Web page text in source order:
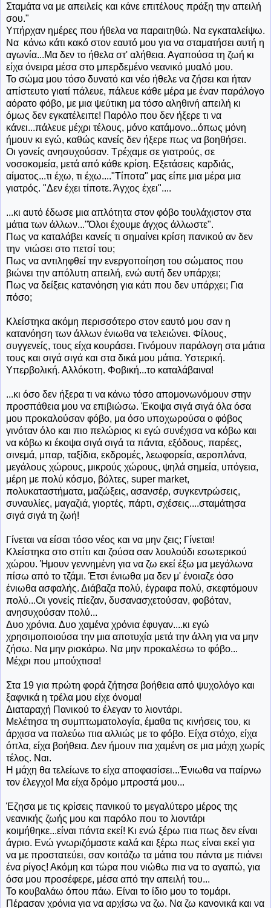
Σταμάτα να με απειλείς και κάνε επιτέλους πράξη την απειλή
σου."
Υπήρχαν ημέρες που ήθελα να παραιτηθώ. Να εγκαταλείψω.
Να κάνω κάτι κακό στον εαυτό μου για να σταματήσει αυτή η
αγωνία...Μα δεν το ήθελα στ' αλήθεια. Αγαπούσα τη ζωή κι
είχα όνειρα μέσα στο μπερδεμένο νεανικό μυαλό μου.
Το σώμα μου τόσο δυνατό και νέο ήθελε να ζήσει και ήταν
απίστευτο γιατί πάλευε, πάλευε κάθε μέρα με έναν παράλογο
αόρατο φόβο, με μια ψεύτικη μα τόσο αληθινή απειλή κι
όμως δεν εγκατέλειπε! Παρόλο που δεν ήξερε τι να
κάνει...πάλευε μέχρι τέλους, μόνο κατάμονο...όπως μόνη
ήμουν κι εγώ, καθώς κανείς δεν ήξερε πως να βοηθήσει.
Οι γονείς ανησυχούσαν. Τρέχαμε σε γιατρούς, σε
νοσοκομεία, μετά από κάθε κρίση. Εξετάσεις καρδιάς,
αίματος...τι έχω, τι έχω...."Τίποτα" μας είπε μια μέρα μια
γιατρός. "Δεν έχει τίποτε. Άγχος έχει"....
...κι αυτό έδωσε μια απλότητα στον φόβο τουλάχιστον στα
μάτια των άλλων..."Όλοι έχουμε άγχος άλλωστε".
Πως να καταλάβει κανείς τι σημαίνει κρίση πανικού αν δεν
την νιώσει στο πετσί του;
Πως να αντιληφθεί την ενεργοποίηση του σώματος που
βιώνει την απόλυτη απειλή, ενώ αυτή δεν υπάρχει;
Πως να δείξεις κατανόηση για κάτι που δεν υπάρχει; Για
πόσο;
Κλείστηκα ακόμη περισσότερο στον εαυτό μου σαν η
κατανόηση των άλλων ένιωθα να τελειώνει. Φίλους,
συγγενείς, τους είχα κουράσει. Γινόμουν παράλογη στα μάτια
τους και σιγά σιγά και στα δικά μου μάτια. Υστερική.
Υπερβολική. Αλλόκοτη. Φοβική...το καταλάβαινα!
...κι όσο δεν ήξερα τι να κάνω τόσο απομονωνόμουν στην
προσπάθεια μου να επιβιώσω. Έκοψα σιγά σιγά όλα όσα
μου προκαλούσαν φόβο, μα όσο υποχωρούσα ο φόβος
γινόταν όλο και πιο πελώριος κι εγώ συνέχισα να κόβω και
να κόβω κι έκοψα σιγά σιγά τα πάντα, εξόδους, παρέες,
σινεμά, μπαρ, ταξίδια, εκδρομές, λεωφορεία, αεροπλάνα,
μεγάλους χώρους, μικρούς χώρους, ψηλά σημεία, υπόγεια,
μέρη με πολύ κόσμο, βόλτες, super market,
πολυκαταστήματα, μαζώξεις, ασανσέρ, συγκεντρώσεις,
συναυλίες, μαγαζιά, γιορτές, πάρτι, σχέσεις....σταμάτησα
σιγά σιγά τη ζωή!
Γίνεται να είσαι τόσο νέος και να μην ζεις; Γίνεται!
Κλείστηκα στο σπίτι και ζούσα σαν λουλούδι εσωτερικού
χώρου. Ήμουν γεννημένη για να ζω εκεί έξω μα μεγάλωνα
πίσω από το τζάμι. Έτσι ένιωθα μα δεν μ' ένοιαζε όσο
ένιωθα ασφαλής. Διάβαζα πολύ, έγραφα πολύ, σκεφτόμουν
πολύ...Οι γονείς πίεζαν, δυσανασχετούσαν, φοβόταν,
ανησυχούσαν πολύ...
Δυο χρόνια. Δυο χαμένα χρόνια έφυγαν....κι εγώ
χρησιμοποιούσα την μια αποτυχία μετά την άλλη για να μην
ζήσω. Να μην ρισκάρω. Να μην προκαλέσω το φόβο...
Μέχρι που μπούχτισα!
Στα 19 για πρώτη φορά ζήτησα βοήθεια από ψυχολόγο και
ξαφνικά η τρέλα μου είχε όνομα!
Διαταραχή Πανικού το έλεγαν το λιοντάρι.
Μελέτησα τη συμπτωματολογία, έμαθα τις κινήσεις του, κι
άρχισα να παλεύω πια αλλιώς με το φόβο. Είχα στόχο, είχα
όπλα, είχα βοήθεια. Δεν ήμουν πια χαμένη σε μια μάχη χωρίς
τέλος. Ναι.
Η μάχη θα τελείωνε το είχα αποφασίσει...Ένιωθα να παίρνω
τον έλεγχο! Μα είχα δρόμο μπροστά μου...
Έζησα με τις κρίσεις πανικού το μεγαλύτερο μέρος της
νεανικής ζωής μου και παρόλο που το λιοντάρι
κοιμήθηκε...είναι πάντα εκεί! Κι ενώ ξέρω πια πως δεν είναι
άγριο. Ενώ γνωριζόμαστε καλά και ξέρω πως είναι εκεί για
να με προστατεύει, σαν κοιτάζω τα μάτια του πάντα με πιάνει
ένα ρίγος! Ακόμη και τώρα που νιώθω πια να το αγαπώ, για
όσα μου προσέφερε, μέσα από την απειλή του...
Το κουβαλάω όπου πάω. Είναι το ίδιο μου το τομάρι.
Πέρασαν χρόνια για να αρχίσω να ζω. Να ζω κανονικά και να